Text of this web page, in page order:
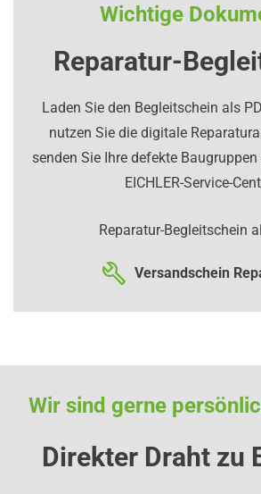
Wichtige
Reparatur-
Laden Sie den Begleitschein als
nutzen Sie die digitale
senden Sie Ihre defekte
EICHLER-Service-
Reparatur-Begleitschein
Versandschein
Wir sind gerne
Direkter Draht zu